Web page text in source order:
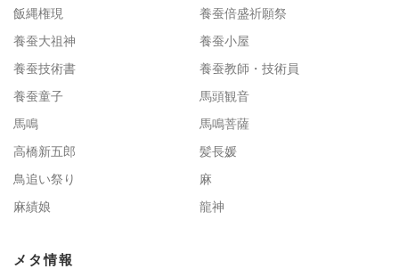
飯縄権現
養蚕倍盛祈願祭
養蚕大祖神
養蚕小屋
養蚕技術書
養蚕教師・技術員
養蚕童子
馬頭観音
馬鳴
馬鳴菩薩
高橋新五郎
髪長媛
鳥追い祭り
麻
麻績娘
龍神
メタ情報